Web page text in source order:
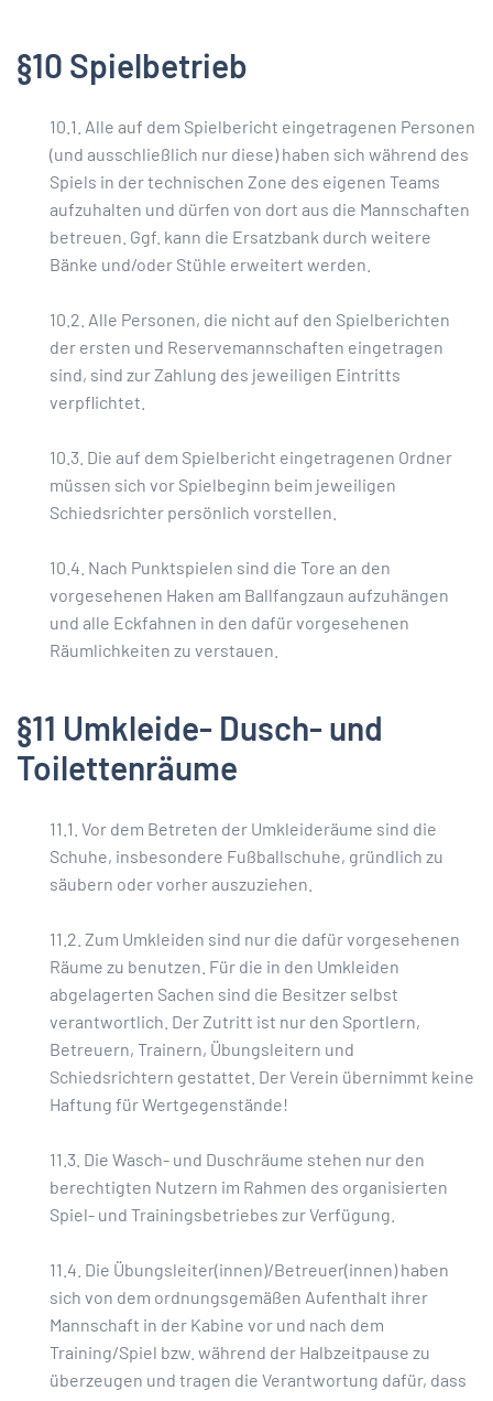
§10 Spielbetrieb
10.1. Alle auf dem Spielbericht eingetragenen Personen
(und ausschließlich nur diese) haben sich während des
Spiels in der technischen Zone des eigenen Teams
aufzuhalten und dürfen von dort aus die Mannschaften
betreuen. Ggf. kann die Ersatzbank durch weitere
Bänke und/oder Stühle erweitert werden.
10.2. Alle Personen, die nicht auf den Spielberichten
der ersten und Reservemannschaften eingetragen
sind, sind zur Zahlung des jeweiligen Eintritts
verpflichtet.
10.3. Die auf dem Spielbericht eingetragenen Ordner
müssen sich vor Spielbeginn beim jeweiligen
Schiedsrichter persönlich vorstellen.
10.4. Nach Punktspielen sind die Tore an den
vorgesehenen Haken am Ballfangzaun aufzuhängen
und alle Eckfahnen in den dafür vorgesehenen
Räumlichkeiten zu verstauen.
§11 Umkleide- Dusch- und
Toilettenräume
11.1. Vor dem Betreten der Umkleideräume sind die
Schuhe, insbesondere Fußballschuhe, gründlich zu
säubern oder vorher auszuziehen.
11.2. Zum Umkleiden sind nur die dafür vorgesehenen
Räume zu benutzen. Für die in den Umkleiden
abgelagerten Sachen sind die Besitzer selbst
verantwortlich. Der Zutritt ist nur den Sportlern,
Betreuern, Trainern, Übungsleitern und
Schiedsrichtern gestattet. Der Verein übernimmt keine
Haftung für Wertgegenstände!
11.3. Die Wasch- und Duschräume stehen nur den
berechtigten Nutzern im Rahmen des organisierten
Spiel- und Trainingsbetriebes zur Verfügung.
11.4. Die Übungsleiter(innen)/Betreuer(innen) haben
sich von dem ordnungsgemäßen Aufenthalt ihrer
Mannschaft in der Kabine vor und nach dem
Training/Spiel bzw. während der Halbzeitpause zu
überzeugen und tragen die Verantwortung dafür, dass